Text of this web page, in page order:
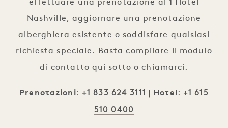
effettuare una prenotazione al 1 Hotel
Nashville, aggiornare una prenotazione
alberghiera esistente o soddisfare qualsiasi
richiesta speciale. Basta compilare il modulo
di contatto qui sotto o chiamarci.
Prenotazioni: +1 833 624 3111 Hotel : +1 615
510 0400